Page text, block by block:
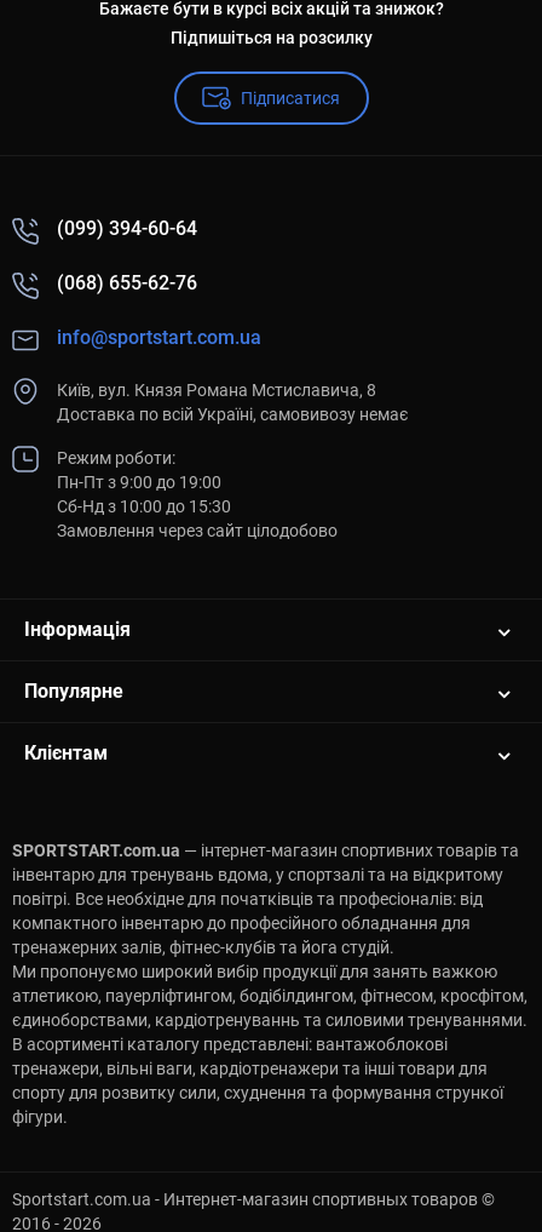
Бажаєте бути в курсі всіх акцій та знижок?
Підпишіться на розсилку
Підписатися
(099) 394-60-64
(068) 655-62-76
info@sportstart.com.ua
Київ, вул. Князя Романа Мстиславича, 8
Доставка по всій Україні, самовивозу немає
Режим роботи:
Пн-Пт з 9:00 до 19:00
Сб-Нд з 10:00 до 15:30
Замовлення через сайт цілодобово
Інформація
Популярне
Клієнтам
SPORTSTART.com.ua — інтернет-магазин спортивних товарів та
інвентарю для тренувань вдома, у спортзалі та на відкритому
повітрі. Все необхідне для початківців та професіоналів: від
компактного інвентарю до професійного обладнання для
тренажерних залів, фітнес-клубів та йога студій.
Ми пропонуємо широкий вибір продукції для занять важкою
атлетикою, пауерліфтингом, бодібілдингом, фітнесом, кросфітом,
єдиноборствами, кардіотренуваннь та силовими тренуваннями.
В асортименті каталогу представлені: вантажоблокові
тренажери, вільні ваги, кардіотренажери та інші товари для
спорту для розвитку сили, схуднення та формування стрункої
фігури.
Sportstart.com.ua - Интернет-магазин спортивных товаров ©
2016 - 2026